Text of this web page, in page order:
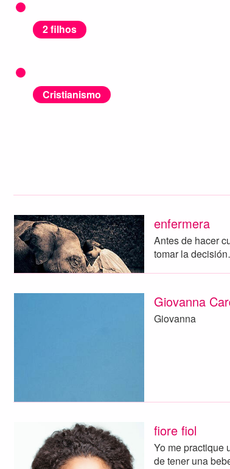
2 filhos
Cristianismo
enfermera
Antes de hacer
tomar la
Giovanna
Giovanna
fiore fiol
Yo me practique
de tener una